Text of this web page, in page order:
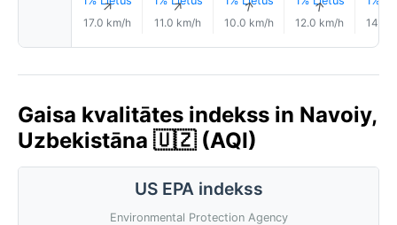
↑
17.0 km/h
↑
11.0 km/h
↑
10.0 km/h
↑
12.0 km/h 14.0
Gaisa kvalitātes indekss in Navoiy,
Uzbekistāna 🇺🇿 (AQI)
US EPA indekss
Environmental Protection Agency